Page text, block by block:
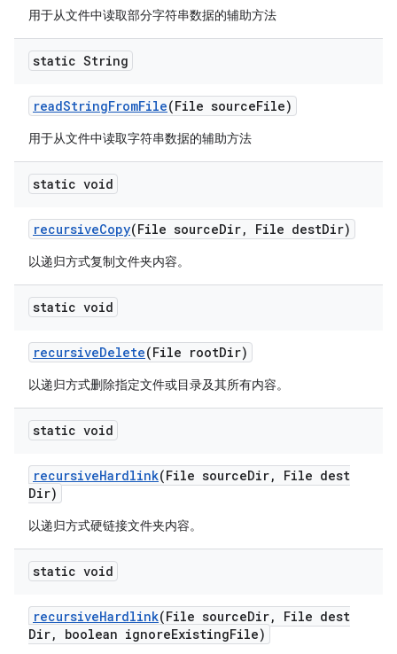
用于从文件中读取部分字符串数据的辅助方法
static String
readStringFromFile(File sourceFile)
用于从文件中读取字符串数据的辅助方法
static void
recursiveCopy(File sourceDir, File destDir)
以递归方式复制文件夹内容。
static void
recursiveDelete(File rootDir)
以递归方式删除指定文件或目录及其所有内容。
static void
recursiveHardlink(File sourceDir,
File dest
Dir)
以递归方式硬链接文件夹内容。
static void
recursiveHardlink(File sourceDir,
File dest
Dir, boolean ignoreExistingFile)